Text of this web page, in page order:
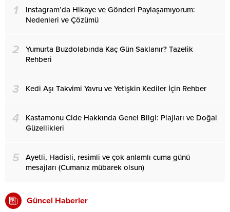
1
Instagram’da Hikaye ve Gönderi Paylaşamıyorum:
Nedenleri ve Çözümü
2
Yumurta Buzdolabında Kaç Gün Saklanır? Tazelik
Rehberi
3 Kedi Aşı Takvimi Yavru ve Yetişkin Kediler İçin Rehber
4
Kastamonu Cide Hakkında Genel Bilgi: Plajları ve Doğal
Güzellikleri
5
Ayetli, Hadisli, resimli ve çok anlamlı cuma günü
mesajları (Cumanız mübarek olsun)
Güncel Haberler